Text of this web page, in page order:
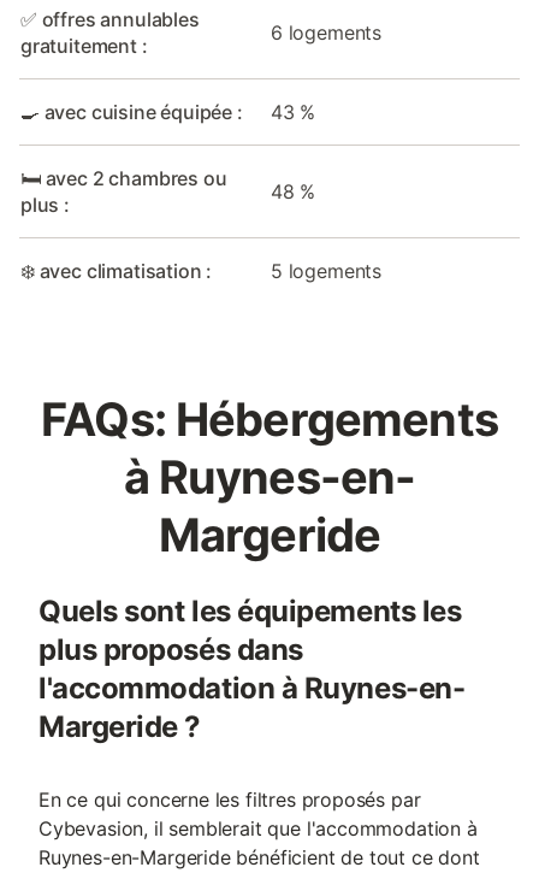
✅ offres annulables
gratuitement :
6 logements
🍳 avec cuisine équipée : 43 %
🛏️ avec 2 chambres ou
plus :
48 %
❄️ avec climatisation : 5 logements
FAQs: Hébergements
à Ruynes-en-
Margeride
Quels sont les équipements les
plus proposés dans
l'accommodation à Ruynes-en-
Margeride ?
En ce qui concerne les filtres proposés par
Cybevasion, il semblerait que l'accommodation à
Ruynes-en-Margeride bénéficient de tout ce dont